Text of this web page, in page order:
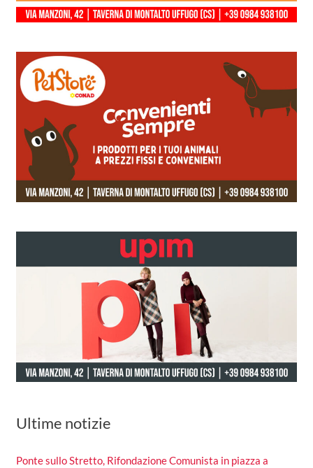
Ultime notizie
Ponte sullo Stretto, Rifondazione Comunista in piazza a